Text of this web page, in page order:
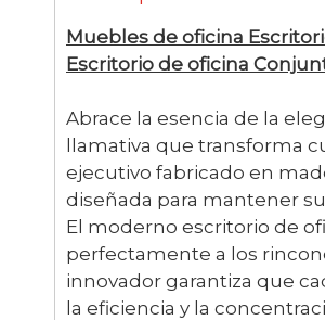
Muebles de oficina
Escritorio de oficina
Abrace la esencia de la
llamativa que transforma
ejecutivo fabricado en
diseñada para mantener
El moderno escritorio de
perfectamente a los
innovador garantiza que
la eficiencia y la